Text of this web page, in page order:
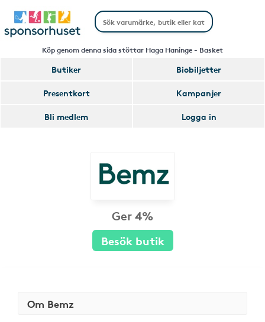
Köp genom denna sida stöttar Haga Haninge - Basket
Butiker
Biobiljetter
Presentkort
Kampanjer
Bli medlem
Logga in
Ger 4%
Besök butik
Om Bemz